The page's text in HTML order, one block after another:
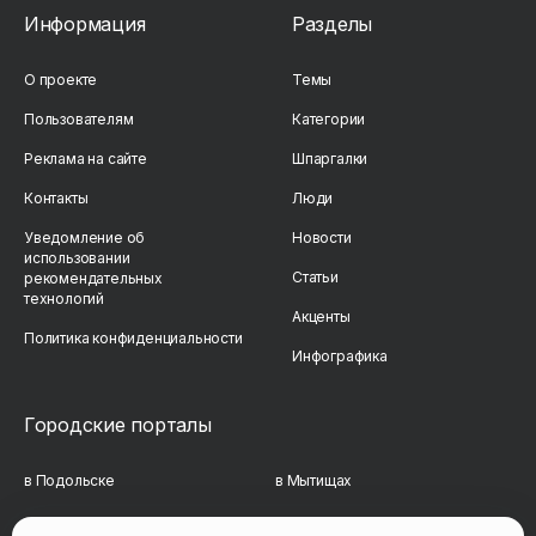
Информация
О проекте
Пользователям
Реклама на сайте
Контакты
Уведомление об
использовании
рекомендательных
технологий
Политика конфиденциальности
Разделы
Темы
Категории
Шпаргалки
Люди
Новости
Статьи
Акценты
Инфографика
Городские порталы
в Подольске в Мытищах